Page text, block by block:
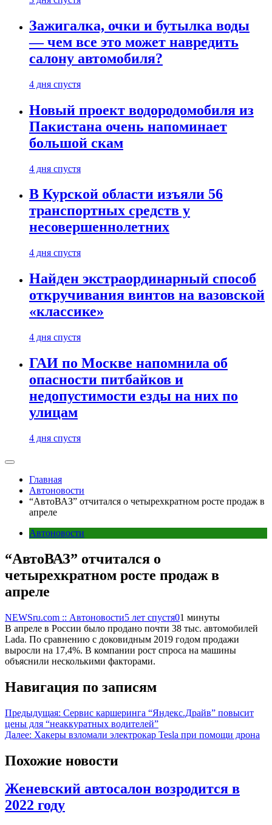
Зажигалка, очки и бутылка воды
— чем все это может навредить
салону автомобиля?
4 дня спустя
Новый проект водородомобиля из
Пакистана очень напоминает
большой скам
4 дня спустя
В Курской области изъяли 56
транспортных средств у
несовершеннолетних
4 дня спустя
Найден экстраординарный способ
откручивания винтов на вазовской
«классике»
4 дня спустя
ГАИ по Москве напомнила об
опасности питбайков и
недопустимости езды на них по
улицам
4 дня спустя
Главная
Автоновости
“АвтоВАЗ” отчитался о четырехкратном росте продаж в
апреле
Автоновости
“АвтоВАЗ” отчитался о
четырехкратном росте продаж в
апреле
NEWSru.com :: Автоновости5 лет спустя01 минуты
В апреле в России было продано почти 38 тыс. автомобилей
Lada. По сравнению с доковидным 2019 годом продажи
выросли на 17,4%. В компании рост спроса на машины
объяснили несколькими факторами.
Навигация по записям
Предыдущая: Сервис каршеринга “Яндекс.Драйв” повысит
цены для “неаккуратных водителей”
Далее: Хакеры взломали электрокар Tesla при помощи дрона
Похожие новости
Женевский автосалон возродится в
2022 году